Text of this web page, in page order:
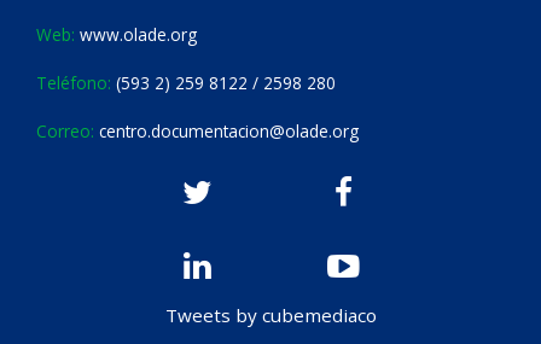
Web: www.olade.org
Teléfono: (593 2) 259 8122 / 2598 280
Correo: centro.documentacion@olade.org
Tweets by cubemediaco